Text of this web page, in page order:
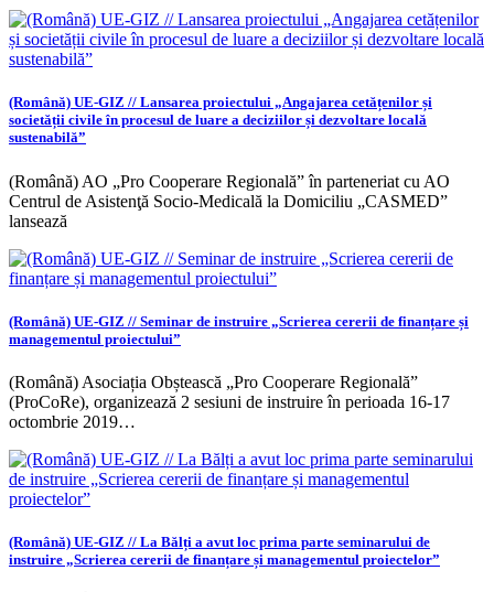
(Română) UE-GIZ // Lansarea proiectului „Angajarea cetățenilor și
societății civile în procesul de luare a deciziilor și dezvoltare locală
sustenabilă”
(Română) AO „Pro Cooperare Regională” în parteneriat cu AO
Centrul de Asistenţă Socio-Medicală la Domiciliu „CASMED”
lansează
(Română) UE-GIZ // Seminar de instruire „Scrierea cererii de finanțare și
managementul proiectului”
(Română) Asociația Obștească „Pro Cooperare Regională”
(ProCoRe), organizează 2 sesiuni de instruire în perioada 16-17
octombrie 2019…
(Română) UE-GIZ // La Bălți a avut loc prima parte seminarului de
instruire „Scrierea cererii de finanțare și managementul proiectelor”